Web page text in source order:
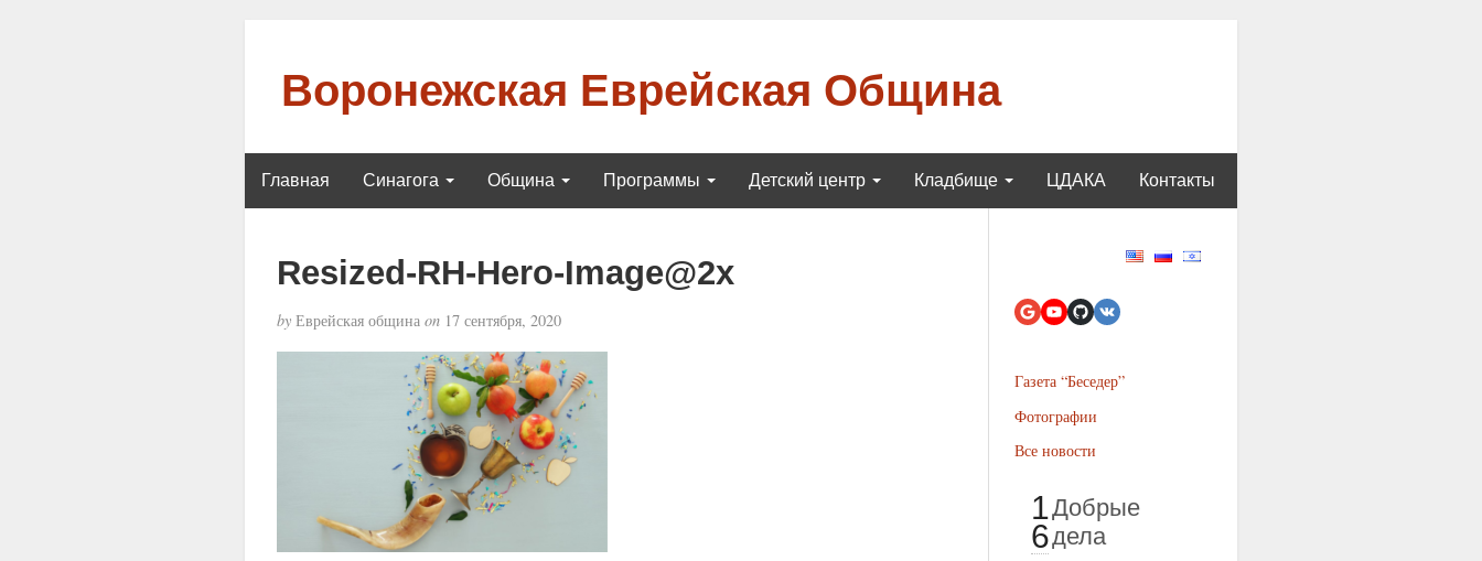
Воронежская Еврейская Община
Главная Синагога Община Программы Детский центр Кладбище ЦДАКА Контакты
Resized-RH-Hero-Image@2x
byЕврейская община on17 сентября, 2020
Газета “Беседер”
Фотографии
Все новости
1
6
Добрые
дела